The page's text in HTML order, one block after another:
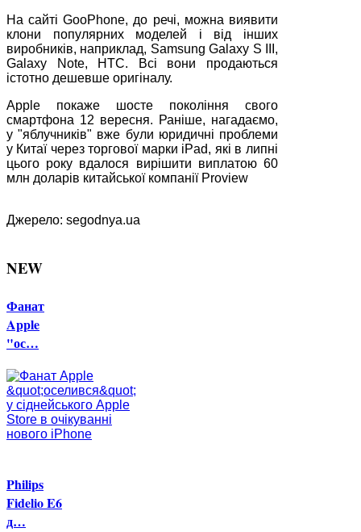
На сайті GooPhone, до речі, можна виявити
клони популярних моделей і від інших
виробників, наприклад, Samsung Galaxy S III,
Galaxy Note, HTC. Всі вони продаються
істотно дешевше оригіналу.
Apple покаже шосте покоління свого
смартфона 12 вересня. Раніше, нагадаємо,
у "яблучників" вже були юридичні проблеми
у Китаї через торгової марки iPad, які в липні
цього року вдалося вирішити виплатою 60
млн доларів китайської компанії Proview
Джерело: segodnya.ua
NEW
Фанат
Apple
"ос…
Philips
Fidelio E6
д…